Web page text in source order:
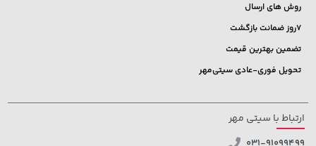
روش های ارسال
7روز ضمانت بازگشت
تضمین بهترین قیمت
تحویل فوری-عادی سیتی‌مهر
ارتباط با سیتی مهر
031-91099499